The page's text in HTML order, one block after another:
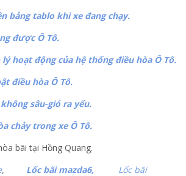
bảng tablo khi xe đang chạy.
được Ô Tô.
lý hoạt động của hệ thống điều hòa Ô Tô.
điều hòa Ô Tô.
sâu-gió ra yếu.
chảy trong xe Ô Tô.
bãi tại Hồng Quang.
, Lốc bãi mazda6,
Lốc bãi